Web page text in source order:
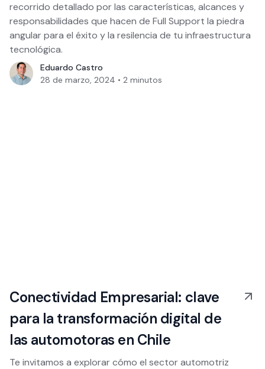
recorrido detallado por las características, alcances y
responsabilidades que hacen de Full Support la piedra
angular para el éxito y la resilencia de tu infraestructura
tecnológica.
Eduardo Castro
28 de marzo, 2024 • 2 minutos
Conectividad Empresarial: clave
para la transformación digital de
las automotoras en Chile
Te invitamos a explorar cómo el sector automotriz